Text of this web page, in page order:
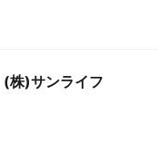
(株)サンライフ